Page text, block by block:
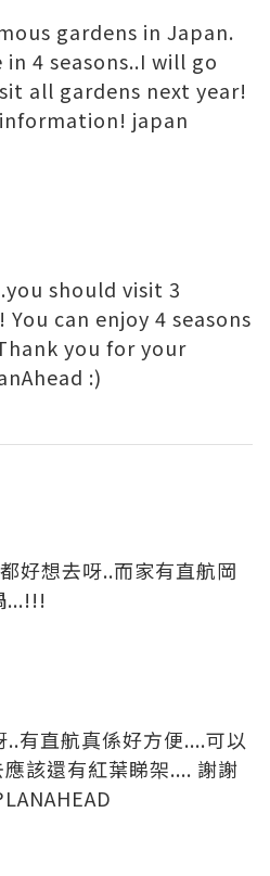
gardens in Japan.
4 seasons..I will go
all gardens next year!
japan
should visit 3
can enjoy 4 seasons
you for your
:)
好想去呀..而家有直航岡
...!!!
..有直航真係好方便....可以
該還有紅葉睇架.... 謝謝